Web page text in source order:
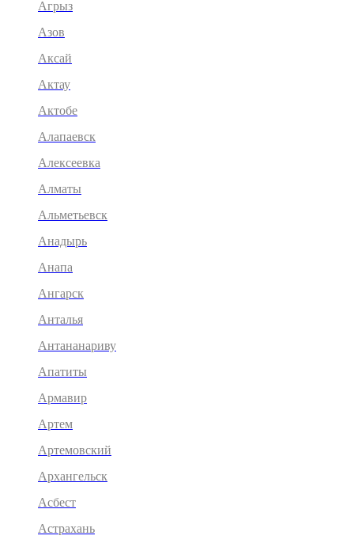
Агрыз
Азов
Аксай
Актау
Актобе
Алапаевск
Алексеевка
Алматы
Альметьевск
Анадырь
Анапа
Ангарск
Анталья
Антананариву
Апатиты
Армавир
Артем
Артемовский
Архангельск
Асбест
Астрахань